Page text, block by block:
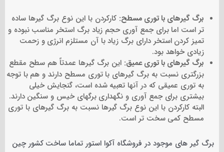
برگ گیرهای با توری مسطح: کارکردن با این نوع برگ گیرها ساده
تر است اما برای جمع آوری حجم زیاد برگ استخر مناسب نبوده و
تمیز کردن استخر دارای برگ زیاد با آن مستلزم انرژی و زحمت
زیادی خواهد بود.
برگ گیرهای با توری عمیق: این برگ گیرها عمدتاً هم سطح مقطع
بزرگتری نسبت به برگ گیرهای با توری مسطح دارند و هم با توجه
به توری عمیقی که در آنها تعبیه شده است، گنجایش خیلی
بیشتری برای جمع آوری و نگهداری برگهای خیس و سنگین دارند.
البته کارکردن با این نوع برگ گیرها نسبت به برگ گیرهای با توری
مسطح کمی سخت تر است.
برگ گیر های موجود در فروشگاه آکوا استور تماما ساخت کشور چین